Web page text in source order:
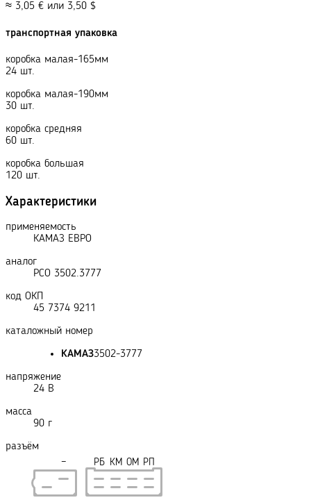
≈ 3,05 € или 3,50 $
транспортная упаковка
коробка малая-165мм
24 шт.
коробка малая-190мм
30 шт.
коробка средняя
60 шт.
коробка большая
120 шт.
Характеристики
применяемость
КАМАЗ ЕВРО
аналог
РСО 3502.3777
код ОКП
45 7374 9211
каталожный номер
КАМАЗ3502-3777
напряжение
24 В
масса
90 г
разъём
− РБ КМ ОМ РП